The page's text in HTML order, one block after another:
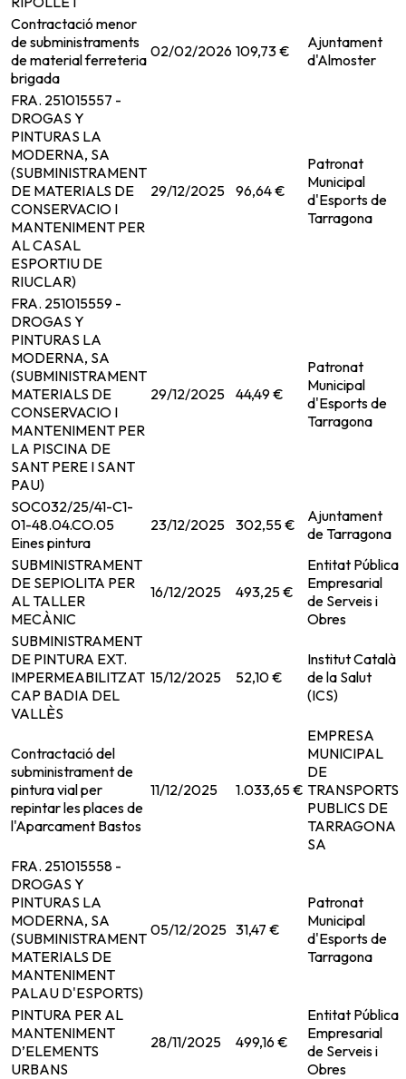
Contractació menor
de subministraments
de material ferreteria
brigada
02/02/2026 109,73 €
Ajuntament
d'Almoster
FRA. 251015557 -
DROGAS Y
PINTURAS LA
MODERNA, SA
(SUBMINISTRAMENT
DE MATERIALS DE
CONSERVACIO I
MANTENIMENT PER
AL CASAL
ESPORTIU DE
RIUCLAR)
29/12/2025 96,64 €
Patronat
Municipal
d'Esports de
Tarragona
FRA. 251015559 -
DROGAS Y
PINTURAS LA
MODERNA, SA
(SUBMINISTRAMENT
MATERIALS DE
CONSERVACIO I
MANTENIMENT PER
LA PISCINA DE
SANT PERE I SANT
PAU)
29/12/2025 44,49 €
Patronat
Municipal
d'Esports de
Tarragona
SOC032/25/41-C1-
01-48.04.CO.05
Eines pintura
23/12/2025 302,55 €
Ajuntament
de Tarragona
SUBMINISTRAMENT
DE SEPIOLITA PER
AL TALLER
MECÀNIC
16/12/2025 493,25 €
Entitat Pública
Empresarial
de Serveis i
Obres
SUBMINISTRAMENT
DE PINTURA EXT.
IMPERMEABILITZAT
CAP BADIA DEL
VALLÈS
15/12/2025 52,10 €
Institut Català
de la Salut
(ICS)
Contractació del
subministrament de
pintura vial per
repintar les places de
l'Aparcament Bastos
11/12/2025 1.033,65 €
EMPRESA
MUNICIPAL
DE
TRANSPORTS
PUBLICS DE
TARRAGONA
SA
FRA. 251015558 -
DROGAS Y
PINTURAS LA
MODERNA, SA
(SUBMINISTRAMENT
MATERIALS DE
MANTENIMENT
PALAU D'ESPORTS)
05/12/2025 31,47 €
Patronat
Municipal
d'Esports de
Tarragona
PINTURA PER AL
MANTENIMENT
D’ELEMENTS
URBANS
28/11/2025 499,16 €
Entitat Pública
Empresarial
de Serveis i
Obres